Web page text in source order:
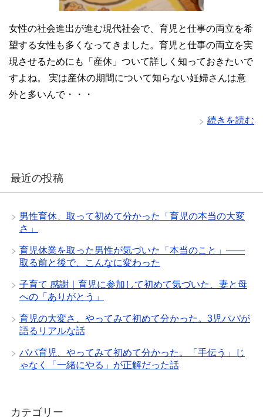
女性の社会進出が進む現代社会で、育児と仕事の両立を希
望する女性も多くなってきました。育児と仕事の両立を実
現させるためにも「産休」ついて詳しく知っておきたいで
すよね。 実は産休の期間について知らない妊婦さんは意
外と多いんで・・・
続きを読む
最近の投稿
男性育休、取って初めて分かった「育児の本当の大変
さ」
育児休業を取った男性が気づいた「本当のこと」——
取る前と後で、こんなに変わった
子育て 感謝｜育児に参加して初めて気づいた、妻と母
への「ありがとう」
育児の大変さ、やってみて初めて分かった。3児パパが
語るリアルな話
パパ育児、やってみて初めて分かった。「手伝う」じ
ゃなく「一緒にやる」が正解だった話
カテゴリー